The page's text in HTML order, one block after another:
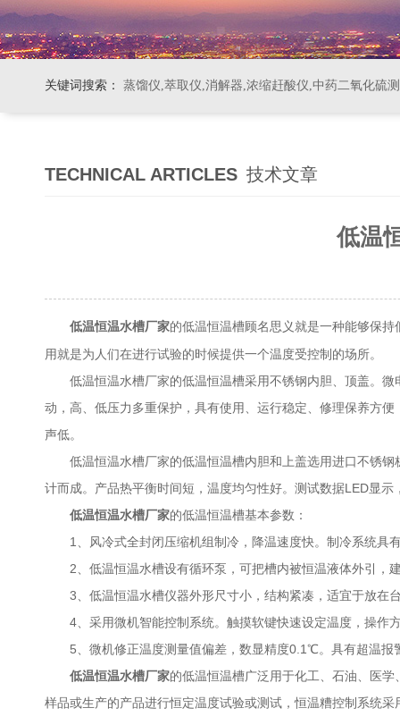
关键词搜索： 蒸馏仪,萃取仪,消解器,浓缩赶酸仪,中药二氧化硫
TECHNICAL ARTICLES 技术文章
低温
低温恒温水槽厂家的低温恒温槽顾名思义就是一种能够保
用就是为人们在进行试验的时候提供一个温度受控制的场所。
低温恒温水槽厂家的低温恒温槽采用不锈钢内胆、顶盖。微
动，高、低压力多重保护，具有使用、运行稳定、修理保养方
声低。
低温恒温水槽厂家的低温恒温槽内胆和上盖选用进口不锈钢
计而成。产品热平衡时间短，温度均匀性好。测试数据LED显示
低温恒温水槽厂家的低温恒温槽基本参数：
1、风冷式全封闭压缩机组制冷，降温速度快。制冷系统具
2、低温恒温水槽设有循环泵，可把槽内被恒温液体外引，
3、低温恒温水槽仪器外形尺寸小，结构紧凑，适宜于放在
4、采用微机智能控制系统。触摸软键快速设定温度，操作
5、微机修正温度测量值偏差，数显精度0.1℃。具有超温报
低温恒温水槽厂家的低温恒温槽广泛用于化工、石油、医
样品或生产的产品进行恒定温度试验或测试，恒温糟控制系统